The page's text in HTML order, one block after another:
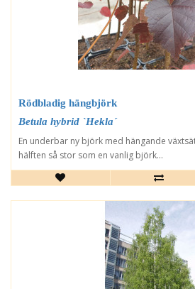
Rödbladig hängbjörk
Betula hybrid `Hekla´
En underbar ny björk med hängande
hälften så stor som en vanlig björk...